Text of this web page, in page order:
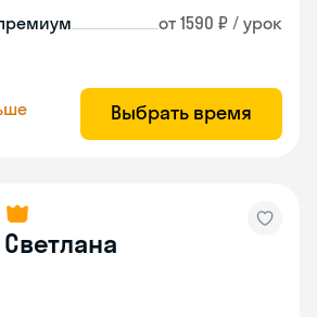
от 1590 ₽ / урок
Выбрать время
Светлана